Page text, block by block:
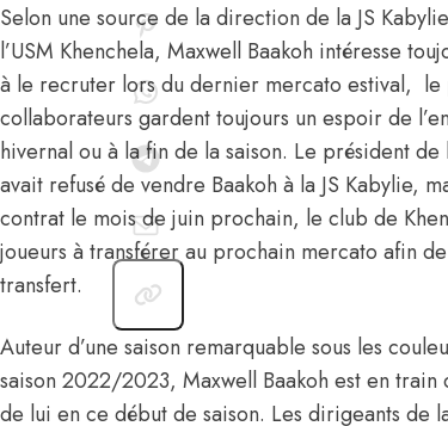
Selon une source de la direction de la JS
l’USM Khenchela, Maxwell Baakoh intéresse
à le recruter lors du dernier mercato estival, le
collaborateurs gardent toujours un espoir de
hivernal ou à la fin de la saison. Le président de
avait refusé de vendre Baakoh à la JS Kabylie,
contrat le mois de juin prochain, le club de
joueurs à transférer au prochain mercato afin
transfert.
Auteur d’une saison remarquable sous les
saison 2022/2023, Maxwell Baakoh est en
de lui en ce début de saison. Les dirigeants de